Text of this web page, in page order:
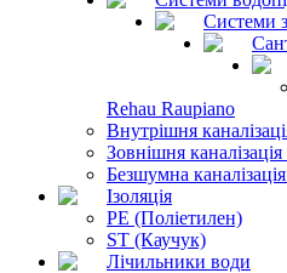
Системи
Rehau Raupiano
Внутрішня
Зовнішня
Безшумна
Ізоляція
PE (Поліетилен)
ST (Каучук)
Лічильники води